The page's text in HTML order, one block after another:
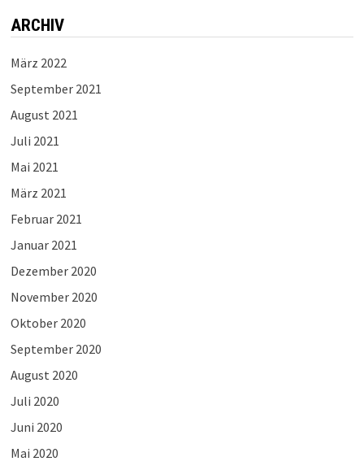
ARCHIV
März 2022
September 2021
August 2021
Juli 2021
Mai 2021
März 2021
Februar 2021
Januar 2021
Dezember 2020
November 2020
Oktober 2020
September 2020
August 2020
Juli 2020
Juni 2020
Mai 2020